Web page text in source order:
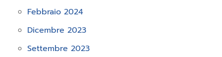
Febbraio 2024
Dicembre 2023
Settembre 2023